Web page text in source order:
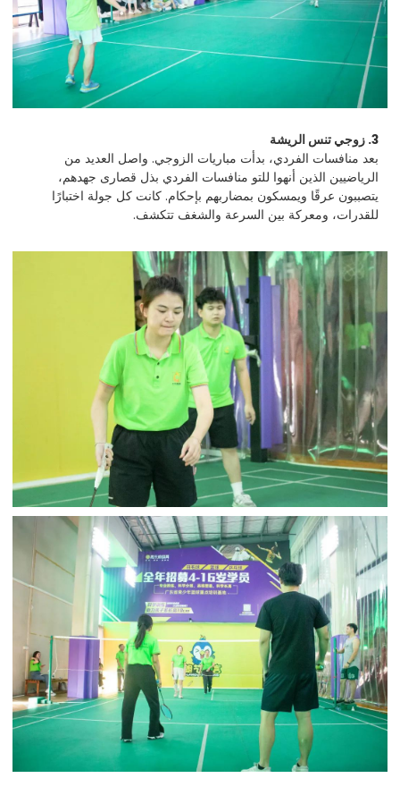
3. زوجي تنس الريشة
بعد منافسات الفردي، بدأت مباريات الزوجي. واصل العديد من
الرياضيين الذين أنهوا للتو منافسات الفردي بذل قصارى جهدهم،
يتصببون عرقًا ويمسكون بمضاربهم بإحكام. كانت كل جولة اختبارًا
للقدرات، ومعركة بين السرعة والشغف تتكشف.